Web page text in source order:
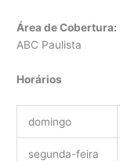
Área de Cobertura:
ABC Paulista
Horários
domingo
segunda-feira